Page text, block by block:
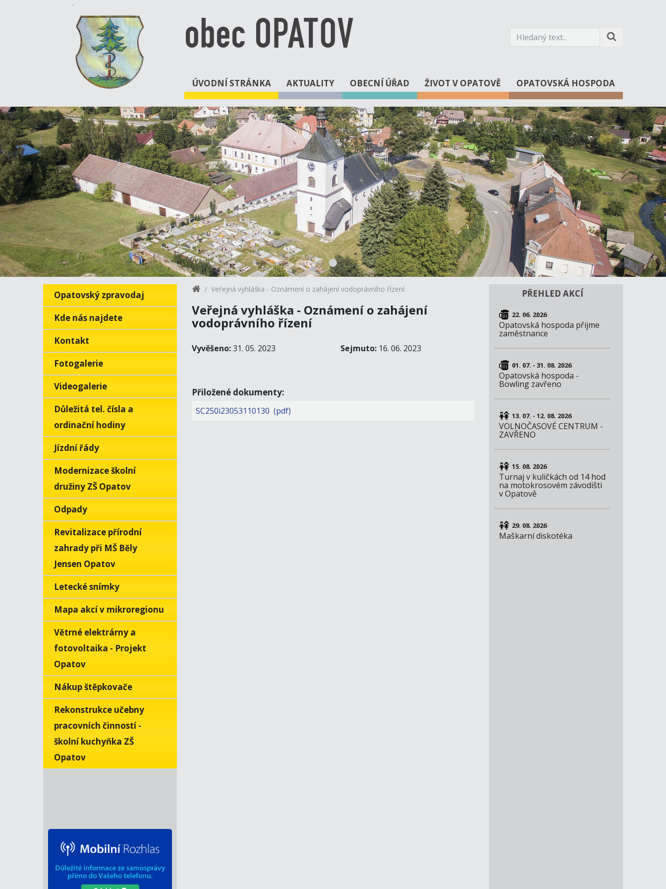
obec OPATOV
ÚVODNÍ STRÁNKA AKTUALITY OBECNÍ ÚŘAD ŽIVOT V OPATOVĚ OPATOVSKÁ HOSPODA
Opatovský zpravodaj
Kde nás najdete
Kontakt
Fotogalerie
Videogalerie
Důležitá tel. čísla a
ordinační hodiny
Jízdní řády
Modernizace školní
družiny ZŠ Opatov
Odpady
Revitalizace přírodní
zahrady při MŠ Běly
Jensen Opatov
Letecké snímky
Mapa akcí v mikroregionu
Větrné elektrárny a
fotovoltaika - Projekt
Opatov
Nákup štěpkovače
Rekonstrukce učebny
pracovních činností -
školní kuchyňka ZŠ
Opatov
Veřejná vyhláška - Oznámení o zahájení vodoprávního řízení
Veřejná vyhláška - Oznámení o zahájení
vodoprávního řízení
Vyvěšeno:31. 05. 2023 Sejmuto: 16. 06. 2023
Přiložené dokumenty:
SC250i23053110130 (pdf)
PŘEHLED AKCÍ
22. 06. 2026
Opatovská hospoda přijme
zaměstnance
01. 07. - 31. 08. 2026
Opatovská hospoda -
Bowling zavřeno
13. 07. - 12. 08. 2026
VOLNOČASOVÉ CENTRUM -
ZAVŘENO
15. 08. 2026
Turnaj v kuličkách od 14 hod
na motokrosovém závodišti
v Opatově
29. 08. 2026
Maškarní diskotéka